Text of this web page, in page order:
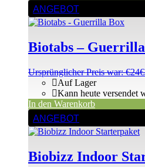
ANGEBOT
Biotabs –
Ursprünglicher Preis war: €24€
Auf Lager
Kann heute versendet
In den Warenkorb
ANGEBOT
Biobizz Indoor